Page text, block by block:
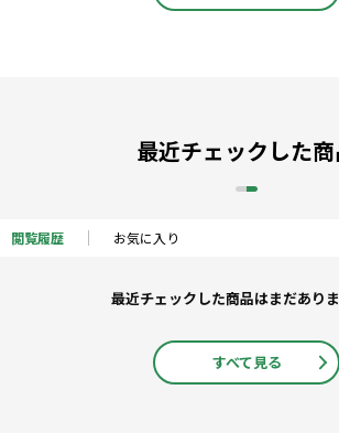
最近チェックした
閲覧履歴 お気に入り
最近チェックした商品はまだありま
すべて見る